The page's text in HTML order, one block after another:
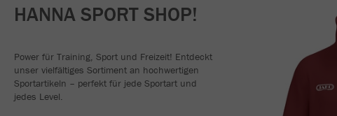
HANNA SPORT SHOP!
Power für Training, Sport und Freizeit! Entdeckt
unser vielfältiges Sortiment an hochwertigen
Sportartikeln – perfekt für jede Sportart und
jedes Level.